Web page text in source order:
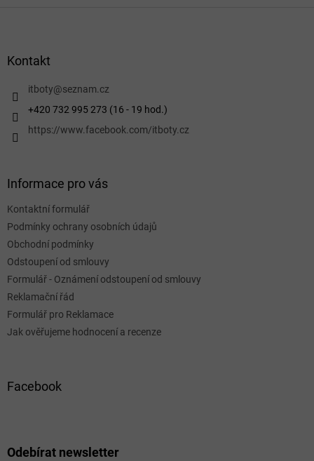
Kontakt
itboty@seznam.cz
+420 732 995 273 (16 - 19 hod.)
https://www.facebook.com/itboty.cz
Informace pro vás
Kontaktní formulář
Podmínky ochrany osobních údajů
Obchodní podmínky
Odstoupení od smlouvy
Formulář - Oznámení odstoupení od smlouvy
Reklamační řád
Formulář pro Reklamace
Jak ověřujeme hodnocení a recenze
Facebook
Odebírat newsletter